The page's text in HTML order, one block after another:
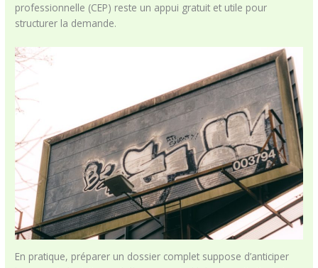
professionnelle (CEP) reste un appui gratuit et utile pour
structurer la demande.
En pratique, préparer un dossier complet suppose d’anticiper